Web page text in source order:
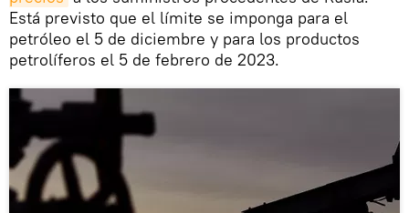
Está previsto que el límite se imponga para el
petróleo el 5 de diciembre y para los productos
petrolíferos el 5 de febrero de 2023.